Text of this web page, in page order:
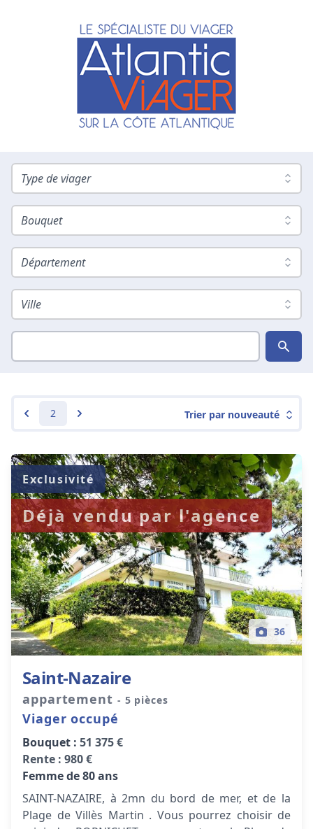
Type de viager
Bouquet
Département
Ville
2 Trier par nouveauté
36
Exclusivité
Déjà vendu par l'agence
Saint-Nazaire
appartement - 5 pièces
Viager occupé
Bouquet : 51 375 €
Rente : 980 €
Femme de 80 ans
SAINT-NAZAIRE, à 2mn du bord de mer, et de la
Plage de Villès Martin . Vous pourrez choisir de